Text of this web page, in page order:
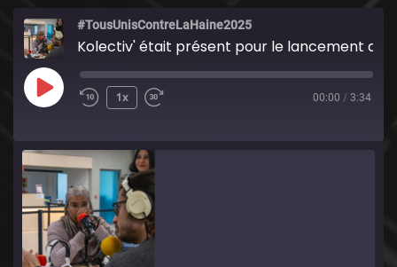
#TousUnisContreLaHaine2025
Play
1x 00:00 / 3:34